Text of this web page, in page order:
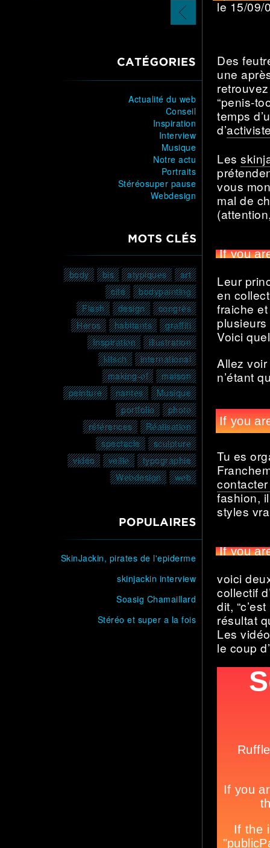
article
précédent
CATÉGORIES
Actualité du web
Conseil
Inspiration
Interview
Musique
Notre actu
Portraits
Stéréosuper pause
Webdesign
MOTS CLÉS
art
atypiques
bis
body
bodypainting
cité
congrès
design
Flash
graffiti
habitants
Héros
illustration
Inspiration
international
kitsch
maison
making-of
Musique
nantes
peinture
photo
portfolio
Réalisation
références
sculpture
spectacle
typographie
veille
vidéo
web
Webdesign
POPULAIRES3
SkinJackin, pirates de l'epiderme
skinjackin interview
Soasig Chamaillard
Stéréo et super a la fois
le 15/
Des
une
“penis-
temps
d’
Les
vous
mal de
Leur
en
fraiche
Voici
Allez
n’étant
Tu es
fashion,
styles
voici
collectif
dit,
résultat
Les
le coup